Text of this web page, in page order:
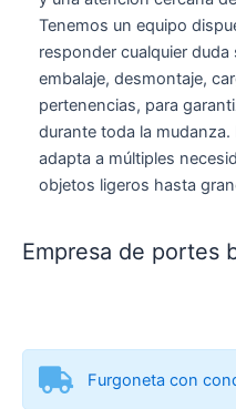
Tenemos un equipo
responder cualquier
embalaje, desmontaje,
pertenencias, para
durante toda la
adapta a múltiples
objetos ligeros hasta
Empresa de portes
Furgoneta con